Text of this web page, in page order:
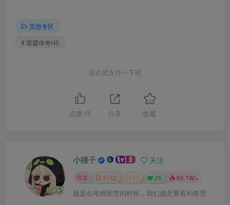
页游专区
# 雷霆传奇H5
喜欢就支持一下吧
点赞 15 分享 收藏
小狸子 关注
0 3742 13 26 60.1W+
越是在艰难困苦的时候，我们越是要看到希望